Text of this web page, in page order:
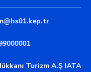
Turizm A.Ş IATA